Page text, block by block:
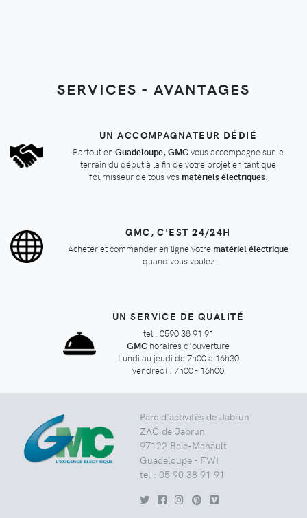
SERVICES - AVANTAGES
UN ACCOMPAGNATEUR DÉDIÉ
Partout en Guadeloupe, GMCvous accompagne sur le
terrain du début à la fin de votre projet en tant que
fournisseur de tous vos matériels électriques.
GMC, C'EST 24/24H
Acheter et commander en ligne votre matériel électrique
quand vous voulez
UN SERVICE DE QUALITÉ
tel : 0590 38 91 91
GMC horaires d'ouverture
Lundi au jeudi de 7h00 à 16h30
vendredi : 7h00 - 16h00
Parc d'activités de Jabrun
ZAC de Jabrun
97122 Baie-Mahault
Guadeloupe - FWI
tel : 05 90 38 91 91